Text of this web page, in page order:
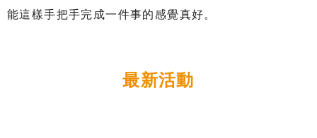
能這樣手把手完成一件事的感覺真好。
最新活動